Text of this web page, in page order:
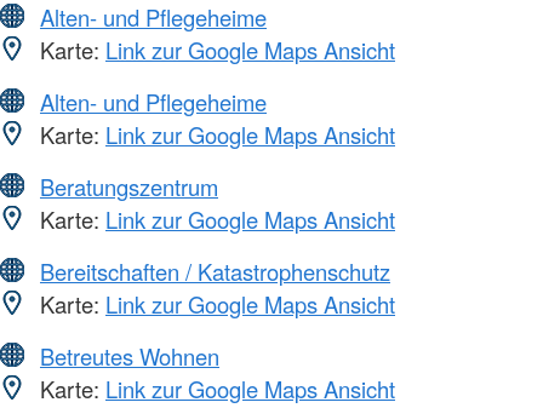
Alten- und Pflegeheime
Karte: Link zur Google Maps Ansicht
Alten- und Pflegeheime
Karte: Link zur Google Maps Ansicht
Beratungszentrum
Karte: Link zur Google Maps Ansicht
Bereitschaften / Katastrophenschutz
Karte: Link zur Google Maps Ansicht
Betreutes Wohnen
Karte: Link zur Google Maps Ansicht